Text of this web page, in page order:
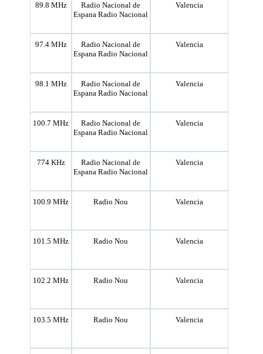
89.8 MHz
Radio Nacional de
Espana Radio Nacional
Valencia
97.4 MHz
Radio Nacional de
Espana Radio Nacional
Valencia
98.1 MHz
Radio Nacional de
Espana Radio Nacional
Valencia
100.7 MHz
Radio Nacional de
Espana Radio Nacional
Valencia
774 KHz
Radio Nacional de
Espana Radio Nacional
Valencia
100.9 MHz Radio Nou Valencia
101.5 MHz Radio Nou Valencia
102.2 MHz Radio Nou Valencia
103.5 MHz Radio Nou Valencia